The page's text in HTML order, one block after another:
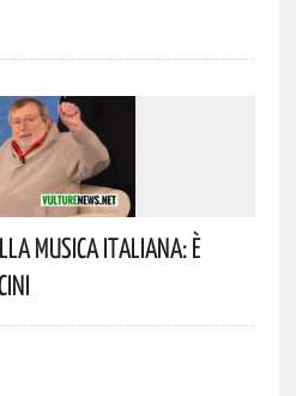
Musica Italiana: È